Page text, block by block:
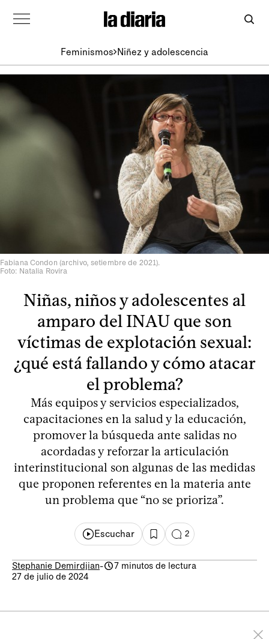
Feminismos Niñez y adolescencia
Fabiana Condon (archivo, setiembre de 2021).
Foto: Natalia Rovira
Niñas, niños y adolescentes al
amparo del INAU que son
víctimas de explotación sexual:
¿qué está fallando y cómo atacar
el problema?
Más equipos y servicios especializados,
capacitaciones en la salud y la educación,
promover la búsqueda ante salidas no
acordadas y reforzar la articulación
interinstitucional son algunas de las medidas
que proponen referentes en la materia ante
un problema que “no se prioriza”.
Escuchar 2
Stephanie Demirdjian-
7 minutos de lectura
27 de julio de 2024